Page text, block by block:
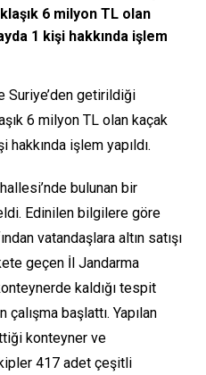
6 milyon TL olan
1 kişi hakkında işlem
Suriye’den getirildiği
6 milyon TL olan kaçak
işlem yapıldı.
bulunan bir
Edinilen bilgilere göre
vatandaşlara altın satışı
geçen İl Jandarma
kaldığı tespit
başlattı. Yapılan
konteyner ve
417 adet çeşitli